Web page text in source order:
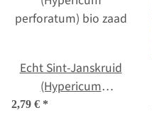
Echt Sint-Janskruid
(Hypericum
perforatum) bio zaad
2,79 € *